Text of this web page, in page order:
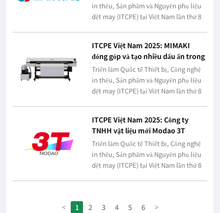
in thêu, Sản phẩm và Nguyên phụ liệu
dệt may (ITCPE) tại Việt Nam lần thứ 8
hàng:T014Gian hàng:Hẹn gặp ...
ITCPE Việt Nam 2025: MIMAKI
đóng góp và tạo nhiều dấu ấn trong
ngành in ấn quảng cáo và in ấn may
mặc
Triển lãm Quốc tế Thiết bị, Công nghệ
in thêu, Sản phẩm và Nguyên phụ liệu
dệt may (ITCPE) tại Việt Nam lần thứ 8
ngày 20 – 22.8.2025...
ITCPE Việt Nam 2025: Công ty
TNHH vật liệu mới Modao 3T
Triển lãm Quốc tế Thiết bị, Công nghệ
in thêu, Sản phẩm và Nguyên phụ liệu
dệt may (ITCPE) tại Việt Nam lần thứ 8
< 1 2 3 4 5 6 >